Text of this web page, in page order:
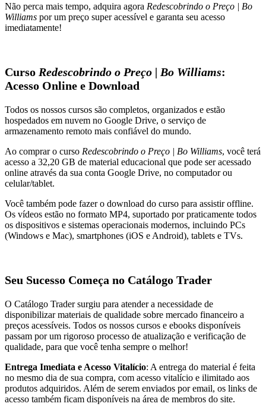
Não perca mais tempo, adquira agora Redescobrindo o Preço | Bo
Williams por um preço super acessível e garanta seu acesso
imediatamente!
Curso Redescobrindo o Preço | Bo Williams:
Acesso Online e Download
Todos os nossos cursos são completos, organizados e estão
hospedados em nuvem no Google Drive, o serviço de
armazenamento remoto mais confiável do mundo.
Ao comprar o curso Redescobrindo o Preço | Bo Williams, você terá
acesso a 32,20 GB de material educacional que pode ser acessado
online através da sua conta Google Drive, no computador ou
celular/tablet.
Você também pode fazer o download do curso para assistir offline.
Os vídeos estão no formato MP4, suportado por praticamente todos
os dispositivos e sistemas operacionais modernos, incluindo PCs
(Windows e Mac), smartphones (iOS e Android), tablets e TVs.
Seu Sucesso Começa no Catálogo Trader
O Catálogo Trader surgiu para atender a necessidade de
disponibilizar materiais de qualidade sobre mercado financeiro a
preços acessíveis. Todos os nossos cursos e ebooks disponíveis
passam por um rigoroso processo de atualização e verificação de
qualidade, para que você tenha sempre o melhor!
Entrega Imediata e Acesso Vitalício: A entrega do material é feita
no mesmo dia de sua compra, com acesso vitalício e ilimitado aos
produtos adquiridos. Além de serem enviados por email, os links de
acesso também ficam disponíveis na área de membros do site.